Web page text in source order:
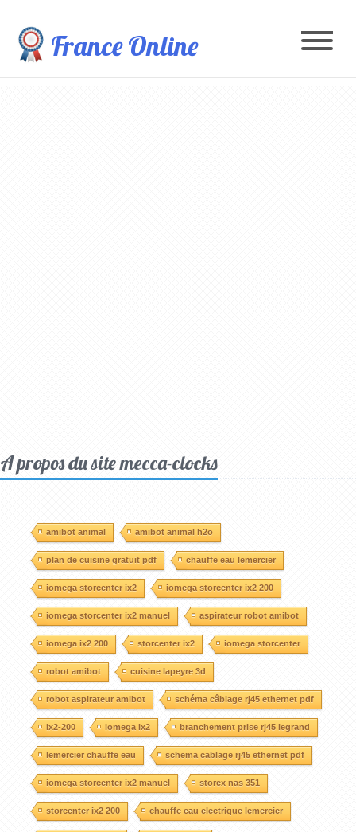
France Online
A propos du site mecca-clocks
amibot animal amibot animal h2o
plan de cuisine gratuit pdf chauffe eau lemercier
iomega storcenter ix2 iomega storcenter ix2 200
iomega storcenter ix2 manuel aspirateur robot amibot
iomega ix2 200 storcenter ix2 iomega storcenter
robot amibot cuisine lapeyre 3d
robot aspirateur amibot schéma câblage rj45 ethernet pdf
ix2-200 iomega ix2 branchement prise rj45 legrand
lemercier chauffe eau schema cablage rj45 ethernet pdf
iomega storcenter ix2 manuel storex nas 351
storcenter ix2 200 chauffe eau electrique lemercier